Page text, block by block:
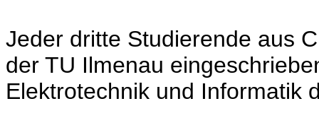
Jeder dritte Studierende aus
der TU Ilmenau
Elektrotechnik und Informatik